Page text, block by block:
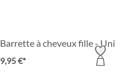
Barrette à cheveux fille -
9,95 €*